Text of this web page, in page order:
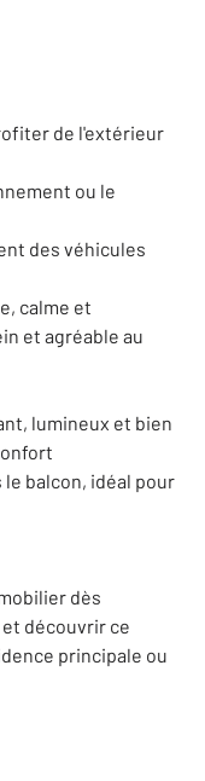
de l'extérieur
ou le
des véhicules
calme et
et agréable au
lumineux et bien
balcon, idéal pour
dès
découvrir ce
principale ou